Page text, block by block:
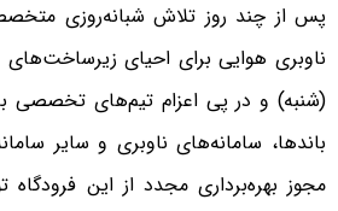
پس از چند روز تلاش شبانه‌روزی
ناوبری هوایی برای احیای زیرساخت‌های
(شنبه) و در پی اعزام تیم‌های تخصصی
باندها، سامانه‌های ناوبری و سایر
مجوز بهره‌برداری مجدد از این